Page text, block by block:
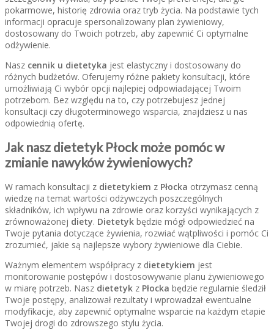
pokarmowe, historię zdrowia oraz tryb życia. Na podstawie tych
informacji opracuje spersonalizowany plan żywieniowy,
dostosowany do Twoich potrzeb, aby zapewnić Ci optymalne
odżywienie.
Nasz cennik u dietetyka jest elastyczny i dostosowany do
różnych budżetów. Oferujemy różne pakiety konsultacji, które
umożliwiają Ci wybór opcji najlepiej odpowiadającej Twoim
potrzebom. Bez względu na to, czy potrzebujesz jednej
konsultacji czy długoterminowego wsparcia, znajdziesz u nas
odpowiednią ofertę.
Jak nasz dietetyk Płock może pomóc w
zmianie nawyków żywieniowych?
W ramach konsultacji z dietetykiem z Płocka otrzymasz cenną
wiedzę na temat wartości odżywczych poszczególnych
składników, ich wpływu na zdrowie oraz korzyści wynikających z
zrównoważonej diety. Dietetyk będzie mógł odpowiedzieć na
Twoje pytania dotyczące żywienia, rozwiać wątpliwości i pomóc Ci
zrozumieć, jakie są najlepsze wybory żywieniowe dla Ciebie.
Ważnym elementem współpracy z dietetykiem jest
monitorowanie postępów i dostosowywanie planu żywieniowego
w miarę potrzeb. Nasz dietetyk z Płocka będzie regularnie śledził
Twoje postępy, analizował rezultaty i wprowadzał ewentualne
modyfikacje, aby zapewnić optymalne wsparcie na każdym etapie
Twojej drogi do zdrowszego stylu życia.